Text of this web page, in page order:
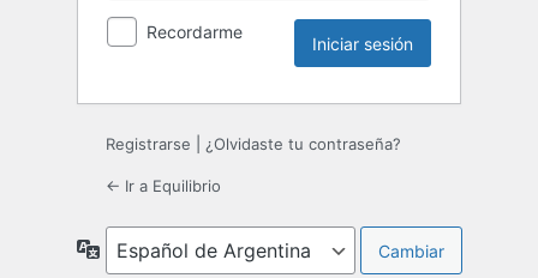
Recordarme
Registrarse ¿Olvidaste tu contraseña?
← Ir a Equilibrio
Idioma